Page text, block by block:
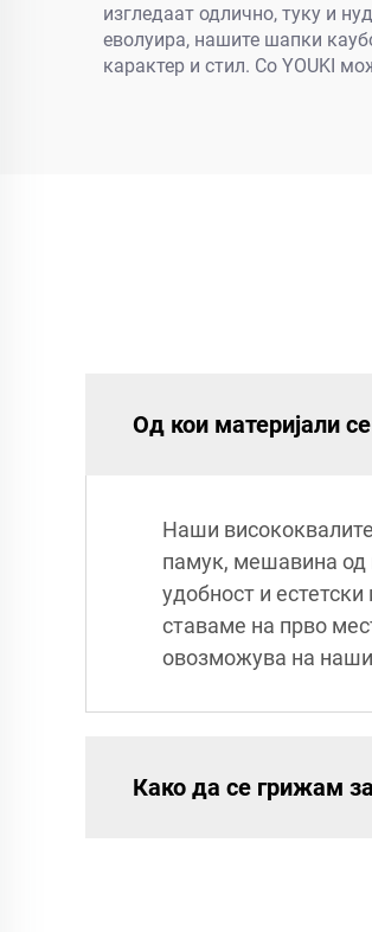
изгледаат одлично, туку и
еволуира, нашите шапки
карактер и стил. Со YOUKI
Од кои материјали
Наши
памук, мешавина од
удобност и
ставаме на прво
овозможува на
Како да се грижам